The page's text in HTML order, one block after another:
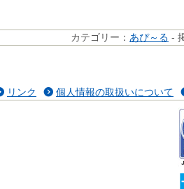
カテゴリー： あぴ～る -
リンク 個人情報の取扱いについて